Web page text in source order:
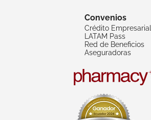
Convenios
Crédito Empresarial
LATAM Pass
Red de Beneficios
Aseguradoras